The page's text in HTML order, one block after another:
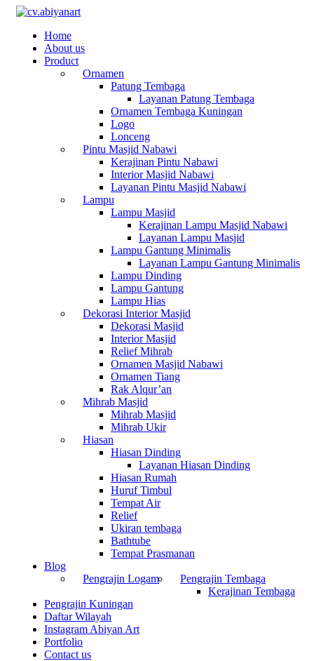
Home
About us
Product
Ornamen
Patung Tembaga
Layanan Patung Tembaga
Ornamen Tembaga Kuningan
Logo
Lonceng
Pintu Masjid Nabawi
Kerajinan Pintu Nabawi
Interior Masjid Nabawi
Layanan Pintu Masjid Nabawi
Lampu
Lampu Masjid
Kerajinan Lampu Masjid Nabawi
Layanan Lampu Masjid
Lampu Gantung Minimalis
Layanan Lampu Gantung Minimalis
Lampu Dinding
Lampu Gantung
Lampu Hias
Dekorasi Interior Masjid
Dekorasi Masjid
Interior Masjid
Relief Mihrab
Ornamen Masjid Nabawi
Ornamen Tiang
Rak Alqur’an
Mihrab Masjid
Mihrab Masjid
Mihrab Ukir
Hiasan
Hiasan Dinding
Layanan Hiasan Dinding
Hiasan Rumah
Huruf Timbul
Tempat Air
Relief
Ukiran tembaga
Bathtube
Tempat Prasmanan
Blog
Pengrajin Logam
Pengrajin Tembaga
Kerajinan Tembaga
Pengrajin Kuningan
Daftar Wilayah
Instagram Abiyan Art
Portfolio
Contact us